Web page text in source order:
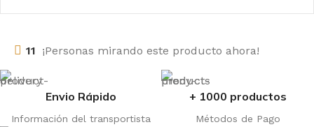
11 ¡Personas mirando este producto ahora!
Envio Rápido
Información del transportista
+ 1000 productos
Métodos de Pago